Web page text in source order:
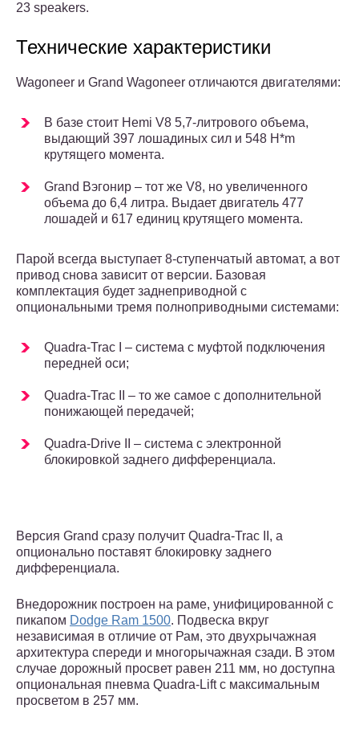
23 speakers.
Технические характеристики
Wagoneer и Grand Wagoneer отличаются двигателями:
В базе стоит Hemi V8 5,7-литрового объема,
выдающий 397 лошадиных сил и 548 H*m
крутящего момента.
Grand Вэгонир – тот же V8, но увеличенного
объема до 6,4 литра. Выдает двигатель 477
лошадей и 617 единиц крутящего момента.
Парой всегда выступает 8-ступенчатый автомат, а вот
привод снова зависит от версии. Базовая
комплектация будет заднеприводной с
опциональными тремя полноприводными системами:
Quadra-Trac I – система с муфтой подключения
передней оси;
Quadra-Trac II – то же самое с дополнительной
понижающей передачей;
Quadra-Drive II – система с электронной
блокировкой заднего дифференциала.
Версия Grand сразу получит Quadra-Trac II, а
опционально поставят блокировку заднего
дифференциала.
Внедорожник построен на раме, унифицированной с
пикапом Dodge Ram 1500. Подвеска вкруг
независимая в отличие от Рам, это двухрычажная
архитектура спереди и многорычажная сзади. В этом
случае дорожный просвет равен 211 мм, но доступна
опциональная пневма Quadra-Lift с максимальным
просветом в 257 мм.